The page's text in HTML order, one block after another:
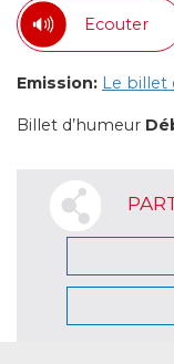
Ecouter
Emission: Le billet
Billet d’humeur